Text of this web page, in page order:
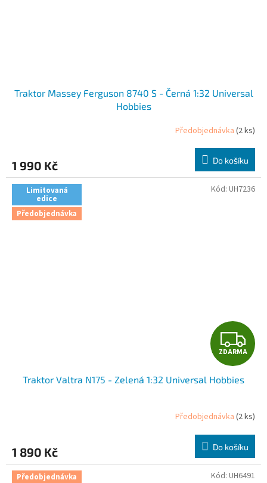
Traktor Massey Ferguson 8740 S - Černá 1:32 Universal
Hobbies
Předobjednávka (2 ks)
1 990 Kč Do košíku
Limitovaná
edice
Předobjednávka
Z
D
R
M
A
ZDARMA
Traktor Valtra N175 - Zelená 1:32 Universal Hobbies
Předobjednávka (2 ks)
1 890 Kč Do košíku
Kód: UH7236
Předobjednávka Kód: UH6491